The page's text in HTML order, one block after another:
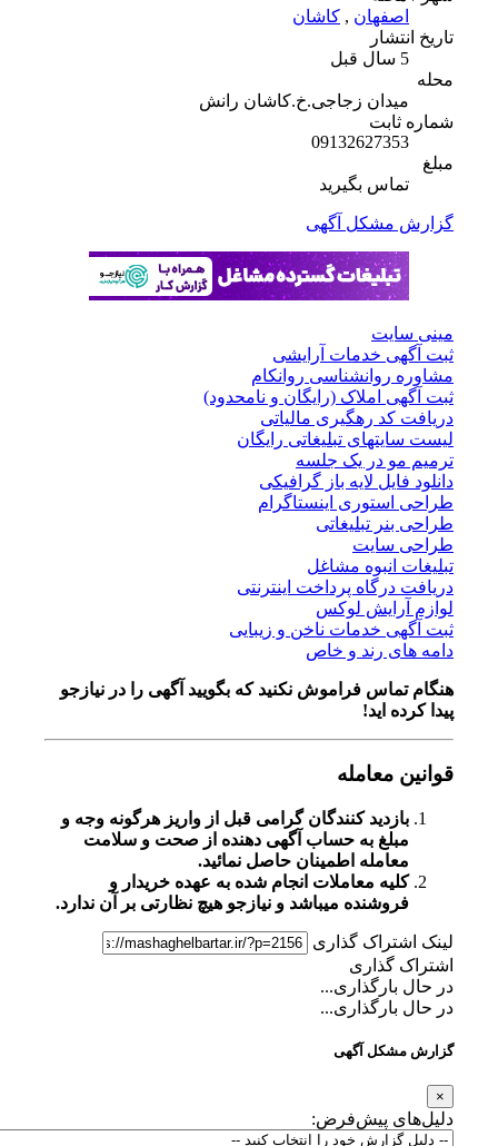
اصفهان,کاشان
تاریخ انتشار
میدان زجاجی.خ.کاشان رانش
شماره ثابت
09132627353
تماس بگیرید
گزارش مشکل آگهی
مینی سایت
ثبت آگهی خدمات آرایشی
مشاوره روانشناسی روانکام
ثبت آگهی املاک (رایگان و نامحدود)
دریافت کد رهگیری مالیاتی
لیست سایتهای تبلیغاتی رایگان
ترمیم مو در یک جلسه
دانلود فایل لایه باز گرافیکی
طراحی استوری اینستاگرام
طراحی بنر تبلیغاتی
طراحی سایت
تبلیغات انبوه مشاغل
دریافت درگاه پرداخت اینترنتی
لوازم آرایش لوکس
ثبت آگهی خدمات ناخن و زیبایی
دامه های رند و خاص
هنگام تماس فراموش نکنید که بگویید آگهی را در نیازجو
پیدا کرده اید!
قوانین معامله
بازدید کنندگان گرامی قبل از واریز هرگونه وجه و
مبلغ به حساب آگهی دهنده از صحت و سلامت
معامله اطمینان حاصل نمائید.
کلیه معاملات انجام شده به عهده خریدار و
فروشنده میباشد و نیازجو هیچ نظارتی بر آن ندارد.
لینک اشتراک گذاری
اشتراک گذاری
در حال بارگذاری...
در حال بارگذاری...
گزارش مشکل آگهی
دلیل‌های پیش‌فرض: